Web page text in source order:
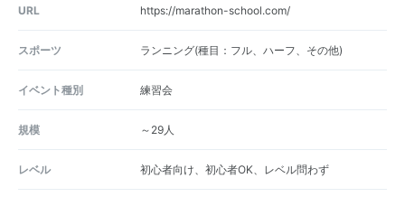
URL https://marathon-school.com/
スポーツ ランニング(種目：フル、ハーフ、その他)
イベント種別 練習会
規模 ～29人
レベル 初心者向け、初心者OK、レベル問わず